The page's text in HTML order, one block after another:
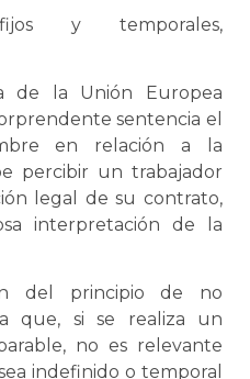
y temporales,
de la Unión Europea
sentencia el
en relación a la
percibir un trabajador
legal de su contrato,
interpretación de la
del principio de no
que, si se realiza un
no es relevante
indefinido o temporal